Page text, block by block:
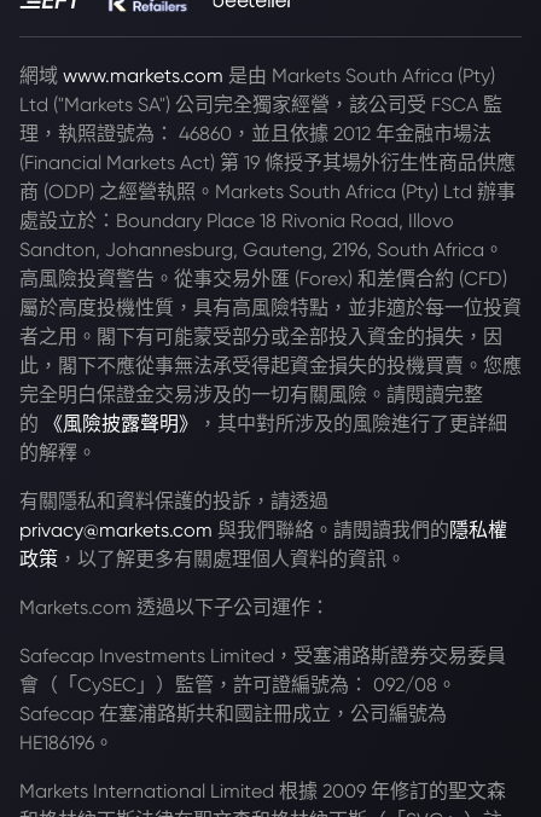
網域 www.markets.com 是由 Markets South Africa (Pty)
Ltd ("Markets SA") 公司完全獨家經營，該公司受 FSCA 監
理，執照證號為： 46860，並且依據 2012 年金融市場法
(Financial Markets Act) 第 19 條授予其場外衍生性商品供應
商 (ODP) 之經營執照。Markets South Africa (Pty) Ltd 辦事
處設立於：Boundary Place 18 Rivonia Road, Illovo
Sandton, Johannesburg, Gauteng, 2196, South Africa。
高風險投資警告。從事交易外匯 (Forex) 和差價合約 (CFD)
屬於高度投機性質，具有高風險特點，並非適於每一位投資
者之用。閣下有可能蒙受部分或全部投入資金的損失，因
此，閣下不應從事無法承受得起資金損失的投機買賣。您應
完全明白保證金交易涉及的一切有關風險。請閱讀完整
的
《風險披露聲明》
，其中對所涉及的風險進行了更詳細
的解釋。
有關隱私和資料保護的投訴，請透過
privacy@markets.com 與我們聯絡。請閱讀我們的 隱私權
政策 ，以了解更多有關處理個人資料的資訊。
Markets.com 透過以下子公司運作：
Safecap Investments Limited，受塞浦路斯證券交易委員
會（「CySEC」）監管，許可證編號為： 092/08。
Safecap 在塞浦路斯共和國註冊成立，公司編號為
HE186196。
Markets International Limited 根據 2009 年修訂的聖文森